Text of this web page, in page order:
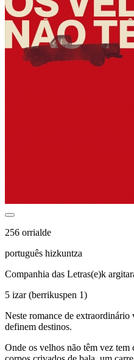
256 orrialde
português hizkuntza
Companhia das Letras(e)k
5 izar(berrikuspen 1)
Neste romance de
definem destinos.
Onde os velhos não têm vez